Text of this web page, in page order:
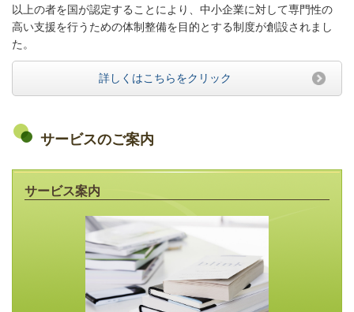
以上の者を国が認定することにより、中小企業に対して専門性の
高い支援を行うための体制整備を目的とする制度が創設されまし
た。
詳しくはこちらをクリック
サービスのご案内
サービス案内